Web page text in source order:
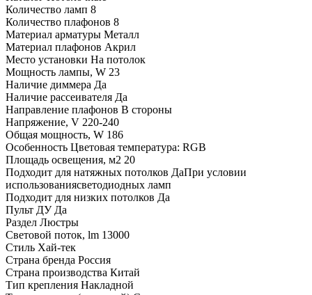
Количество ламп 8
Количество плафонов 8
Материал арматуры Металл
Материал плафонов Акрил
Место установки На потолок
Мощность лампы, W 23
Наличие диммера Да
Наличие рассеивателя Да
Направление плафонов В стороны
Напряжение, V 220-240
Общая мощность, W 186
Особенность Цветовая температура: RGB
Площадь освещения, м2 20
Подходит для натяжных потолков ДаПри условии
использованиясветодиодных ламп
Подходит для низких потолков Да
Пульт ДУ Да
Раздел Люстры
Световой поток, lm 13000
Стиль Хай-тек
Страна бренда Россия
Страна производства Китай
Тип крепления Накладной